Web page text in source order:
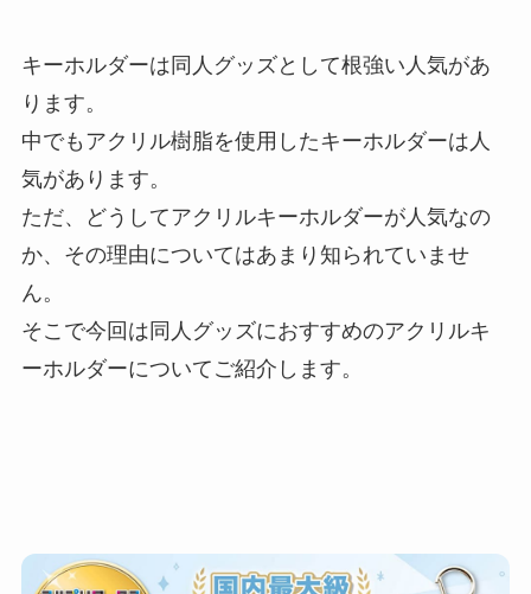
キーホルダーは同人グッズとして根強い人気があ
ります。
中でもアクリル樹脂を使用したキーホルダーは人
気があります。
ただ、どうしてアクリルキーホルダーが人気なの
か、その理由についてはあまり知られていませ
ん。
そこで今回は同人グッズにおすすめのアクリルキ
ーホルダーについてご紹介します。